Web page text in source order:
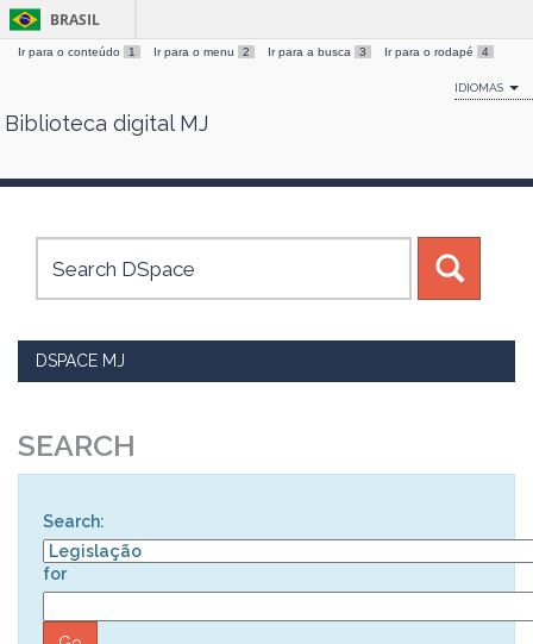
Skip
BRASIL
Ir para o conteúdo 1 Ir para o menu 2 Ir para a busca 3 Ir para o rodapé 4
IDIOMAS
Biblioteca digital MJ
DSPACE MJ
SEARCH
Search:
for